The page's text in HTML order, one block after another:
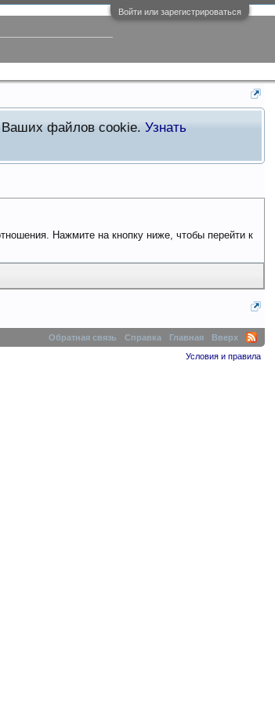
Войти или зарегистрироваться
Ваших файлов cookie.Узнать
Нажмите на кнопку ниже, чтобы перейти к
Обратная связь Справка Главная
Вверх
Условия и правила